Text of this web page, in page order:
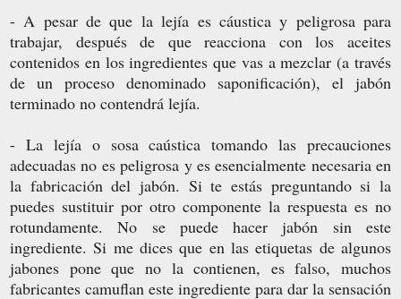
- A pesar de que la lejía es cáustica y peligrosa para
trabajar, después de que reacciona con los aceites
contenidos en los ingredientes que vas a mezclar (a través
de un proceso denominado saponificación), el jabón
terminado no contendrá lejía.
- La lejía o sosa caústica tomando las precauciones
adecuadas no es peligrosa y es esencialmente necesaria en
la fabricación del jabón. Si te estás preguntando si la
puedes sustituir por otro componente la respuesta es no
rotundamente. No se puede hacer jabón sin este
ingrediente. Si me dices que en las etiquetas de algunos
jabones pone que no la contienen, es falso, muchos
fabricantes camuflan este ingrediente para dar la sensación